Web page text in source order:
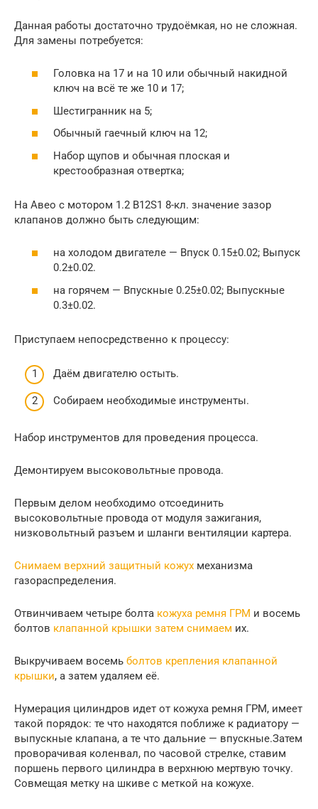
Данная работы достаточно трудоёмкая, но не сложная.
Для замены потребуется:
Головка на 17 и на 10 или обычный накидной
ключ на всё те же 10 и 17;
Шестигранник на 5;
Обычный гаечный ключ на 12;
Набор щупов и обычная плоская и
крестообразная отвертка;
На Авео с мотором 1.2 B12S1 8-кл. значение зазор
клапанов должно быть следующим:
на холодом двигателе — Впуск 0.15±0.02; Выпуск
0.2±0.02.
на горячем — Впускные 0.25±0.02; Выпускные
0.3±0.02.
Приступаем непосредственно к процессу:
Даём двигателю остыть.
Собираем необходимые инструменты.
Набор инструментов для проведения процесса.
Демонтируем высоковольтные провода.
Первым делом необходимо отсоединить
высоковольтные провода от модуля зажигания,
низковольтный разъем и шланги вентиляции картера.
Снимаем верхний защитный кожух механизма
газораспределения.
Отвинчиваем четыре болта кожуха ремня ГРМ и восемь
болтов клапанной крышки затем снимаем их.
Выкручиваем восемь болтов крепления клапанной
крышки, а затем удаляем её.
Нумерация цилиндров идет от кожуха ремня ГРМ, имеет
такой порядок: те что находятся поближе к радиатору —
выпускные клапана, а те что дальние — впускные.Затем
проворачивая коленвал, по часовой стрелке, ставим
поршень первого цилиндра в верхнюю мертвую точку.
Совмещая метку на шкиве с меткой на кожухе.